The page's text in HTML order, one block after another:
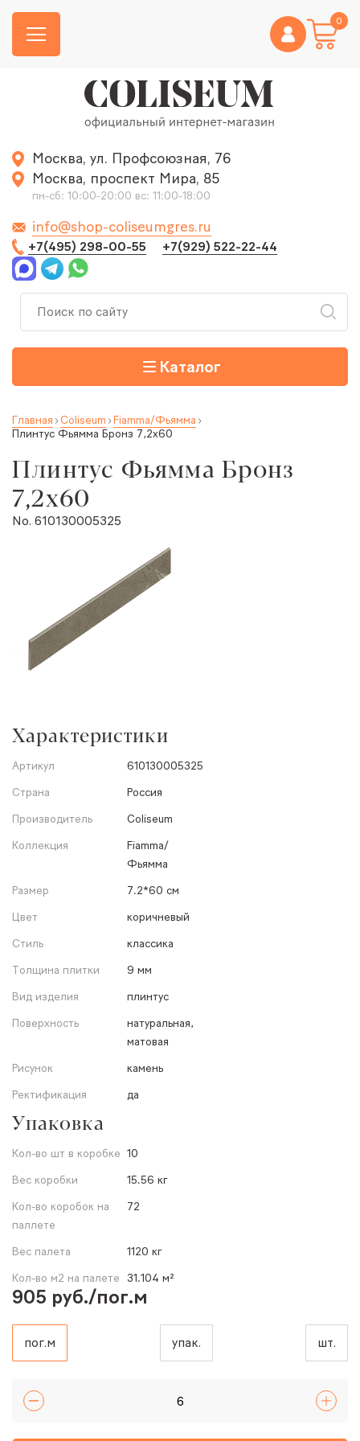
0
Москва, ул. Профсоюзная, 76
Москва, проспект Мира, 85
пн-сб: 10:00-20:00 вс: 11:00-18:00
info@shop-coliseumgres.ru
+7(495) 298-00-55 +7(929) 522-22-44
Каталог
Главная Coliseum Fiamma/Фьямма
Плинтус Фьямма Бронз 7,2x60
Плинтус Фьямма Бронз
7,2x60
No. 610130005325
Характеристики
Артикул
610130005325
Страна
Россия
Производитель
Coliseum
Коллекция
Fiamma/
Фьямма
Размер
7.2*60 см
Цвет
коричневый
Стиль
классика
Толщина плитки
9 мм
Вид изделия
плинтус
Поверхность
натуральная,
матовая
Рисунок
камень
Ректификация
да
Упаковка
Кол-во шт в коробке 10
Вес коробки
15.56 кг
Кол-во коробок на
паллете
72
Вес палета
1120 кг
Кол-во м2 на палете 31.104 м²
905 руб./пог.м
пог.м упак. шт.